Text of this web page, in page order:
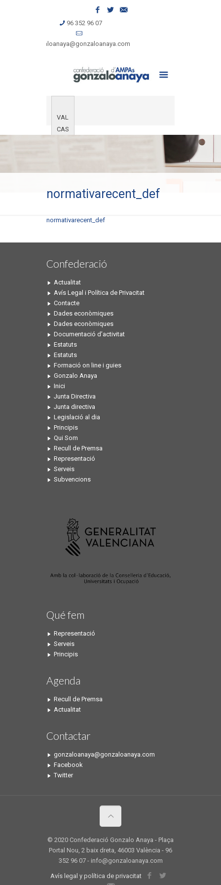
96 352 96 07
gonzaloanaya@gonzaloanaya.com
VAL
CAS
normativarecent_def
normativarecent_def
Confederació
Actualitat
Avís Legal i Política de Privacitat
Contacte
Dades econòmiques
Dades econòmiques
Documentació d’activitat
Estatuts
Estatuts
Formació on line i guies
Gonzalo Anaya
Inici
Junta Directiva
Junta directiva
Legislació al dia
Principis
Qui Som
Recull de Premsa
Representació
Serveis
Subvencions
Qué fem
Representació
Serveis
Principis
Agenda
Recull de Premsa
Actualitat
Contactar
gonzaloanaya@gonzaloanaya.com
Facebook
Twitter
© 2020 Confederació Gonzalo Anaya - Plaça
Portal Nou, 2 baix dreta, 46003 València - 96
352 96 07 - info@gonzaloanaya.com
Avís legal y política de privacitat